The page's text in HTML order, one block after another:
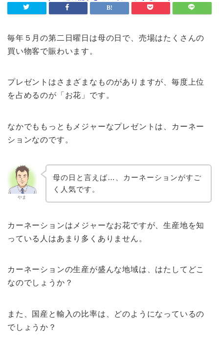
毎年５月の第二日曜日は母の日で、売場はたくさんの
買い物客で賑わいます。
プレゼントはさまざまなものがありますが、毎度上位
を占めるのが「お花」です。
なかでももっともメジャーなプレゼントは、カーネー
ションなのです。
やま
母の日と言えば…、カーネーションがすご
く人気です。
カーネーションはメジャーなお花ですが、生産地を知
っている人はあまり多くありません。
カーネーションの生産が盛んな地域は、はたしてどこ
なのでしょうか？
また、国産と輸入の比率は、どのようになっているの
でしょうか？